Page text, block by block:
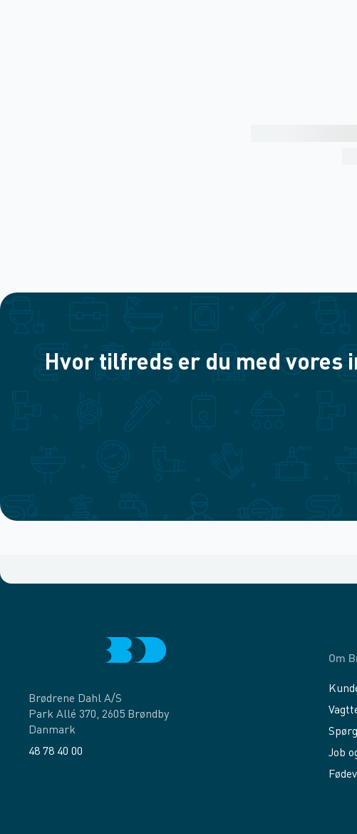
Hvor tilfreds er du med vores
Brødrene Dahl A/S
Park Allé 370, 2605 Brøndby
Danmark
48 78 40 00
Om
Job